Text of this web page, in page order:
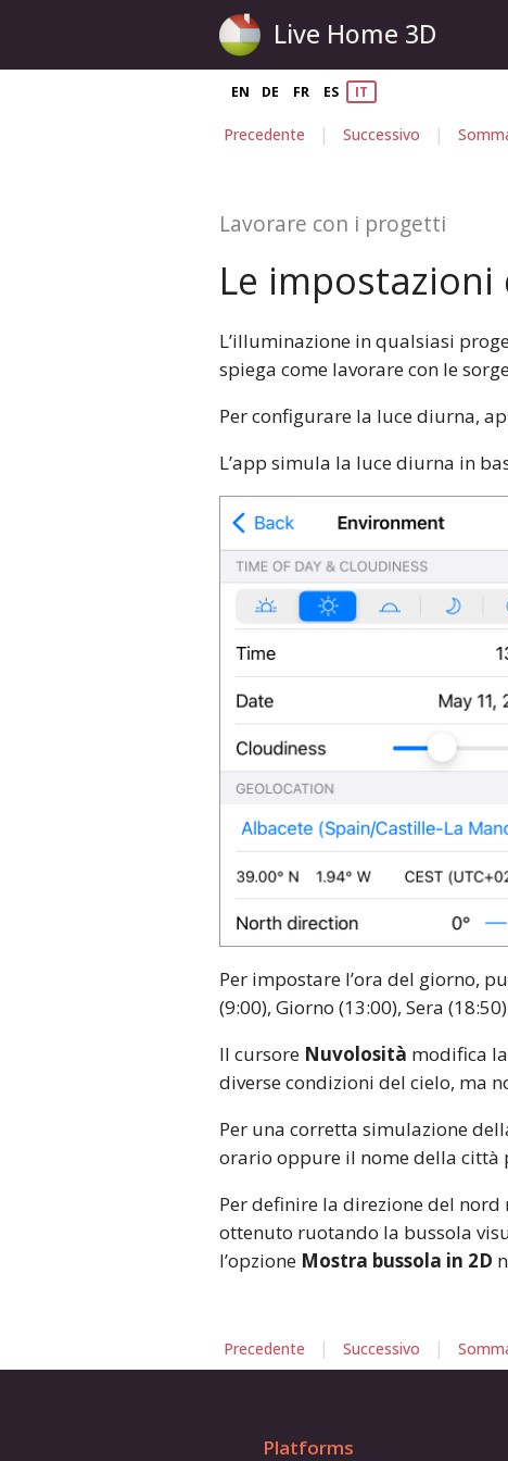
Live Home 3D
EN DE FR ES IT
Precedente | Successivo |
Lavorare con i progetti
Le
L’illuminazione in qualsiasi
spiega come lavorare con le
Per configurare la luce diurna,
L’app simula la luce diurna in
Per impostare l’ora del giorno,
(9:00), Giorno (13:00), Sera
Il cursore Nuvolosità modifica
diverse condizioni del cielo, ma
Per una corretta simulazione
orario oppure il nome della città
Per definire la direzione del
ottenuto ruotando la bussola
l’opzione Mostra bussola in 2D
Precedente | Successivo |
Platforms